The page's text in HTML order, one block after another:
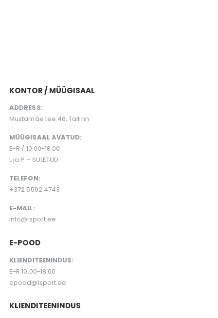
KONTOR / MÜÜGISAAL
ADDRESS:
Mustamäe tee 46, Tallinn
MÜÜGISAAL AVATUD:
E-R / 10.00-18.00
L ja P – SULETUD
TELEFON:
+372 5592 4743
E-MAIL:
info@isport.ee
E-POOD
KLIENDITEENINDUS:
E-R 10.00-18.00
epood@isport.ee
KLIENDITEENINDUS